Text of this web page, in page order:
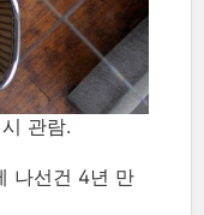
관람.
나선건 4년 만